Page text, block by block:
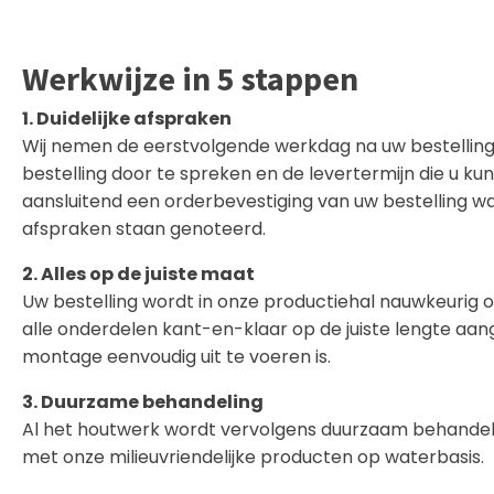
Werkwijze in 5 stappen
1. Duidelijke afspraken
Wij nemen de eerstvolgende werkdag na uw
bestelling door te spreken en de levertermijn die u
aansluitend een orderbevestiging van uw bestelling
afspraken staan genoteerd.
2. Alles op de juiste maat
Uw bestelling wordt in onze productiehal nauwkeurig
alle onderdelen kant-en-klaar op de juiste lengte
montage eenvoudig uit te voeren is.
3. Duurzame behandeling
Al het houtwerk wordt vervolgens duurzaam
met onze milieuvriendelijke producten op waterbasis.